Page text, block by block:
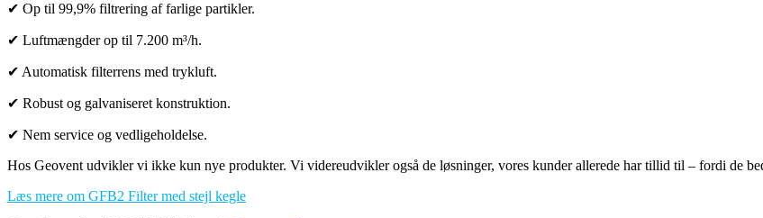
✔ Op til 99,9% filtrering af farlige partikler.
✔ Luftmængder op til 7.200 m³/h.
✔ Automatisk filterrens med trykluft.
✔ Robust og galvaniseret konstruktion.
✔ Nem service og vedligeholdelse.
Hos Geovent udvikler vi ikke kun nye produkter. Vi videreudvikler også de løsninger, vores kunder allerede har tillid til – fordi de
Læs mere om GFB2 Filter med stejl kegle